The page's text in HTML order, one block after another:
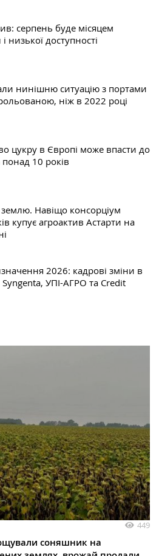
серпень буде місяцем
низької доступності
нинішню ситуацію з портами
ніж в 2022 році
цукру в Європі може впасти до
понад 10 років
Навіщо консорціум
купує агроактив Астарти на
2026: кадрові зміни в
УПІ-АГРО та Credit
449
соняшник на